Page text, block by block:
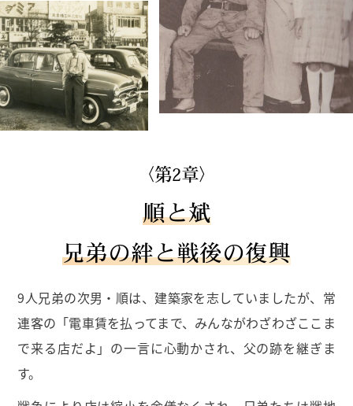
〈第2章〉
順と斌
兄弟の絆と戦後の復興
9人兄弟の次男・順は、建築家を志していましたが、常
連客の「電車賃を払ってまで、みんながわざわざここま
で来る店だよ」の一言に心動かされ、父の跡を継ぎま
す。